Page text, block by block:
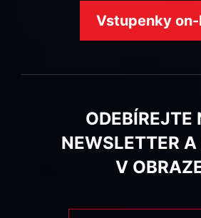
Vstupenky
ODEBÍREJTE
NEWSLETTER A
V